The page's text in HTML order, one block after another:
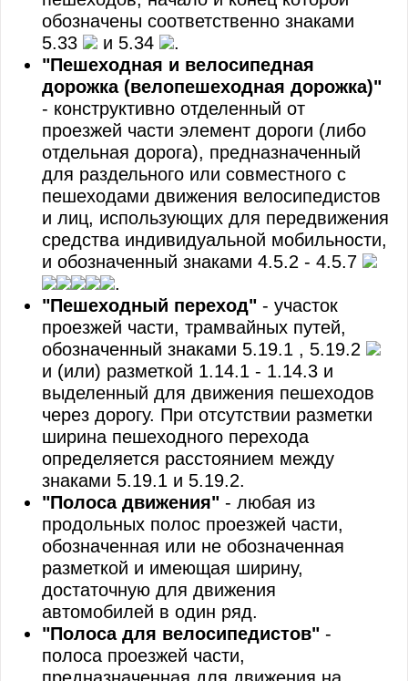
обозначены соответственно знаками
5.33
и 5.34
.
"Пешеходная и велосипедная
дорожка (велопешеходная дорожка)"
- конструктивно отделенный от
проезжей части элемент дороги (либо
отдельная дорога), предназначенный
для раздельного или совместного с
пешеходами движения велосипедистов
и лиц, использующих для передвижения
средства индивидуальной мобильности,
и обозначенный знаками 4.5.2 - 4.5.7
.
"Пешеходный переход" - участок
проезжей части, трамвайных путей,
обозначенный знаками 5.19.1 , 5.19.2
и (или) разметкой 1.14.1 - 1.14.3 и
выделенный для движения пешеходов
через дорогу. При отсутствии разметки
ширина пешеходного перехода
определяется расстоянием между
знаками 5.19.1 и 5.19.2.
"Полоса движения" - любая из
продольных полос проезжей части,
обозначенная или не обозначенная
разметкой и имеющая ширину,
достаточную для движения
автомобилей в один ряд.
"Полоса для велосипедистов" -
полоса проезжей части,